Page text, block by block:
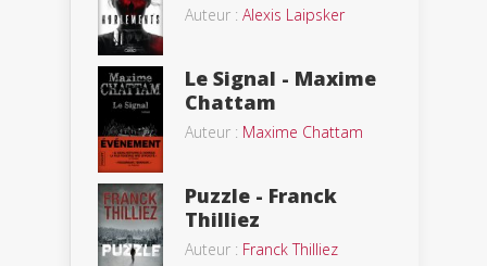
Auteur : Alexis Laipsker
Le Signal - Maxime
Chattam
Auteur : Maxime Chattam
Puzzle - Franck
Thilliez
Auteur : Franck Thilliez